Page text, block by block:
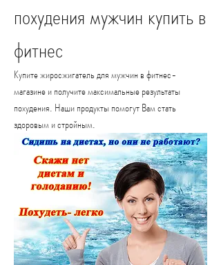
похудения мужчин купить в
фитнес
Купите жиросжигатель для мужчин в фитнес-
магазине и получите максимальные результаты
похудения. Наши продукты помогут Вам стать
здоровым и стройным.